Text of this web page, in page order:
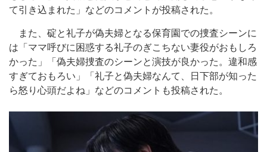
て引き込まれた」などのコメントが投稿された。
また、碇と礼子が偽夫婦となる保育園での捜査シーンに
は「ママ呼びに困惑する礼子のぎこちない妻役がおもしろ
かった」「偽夫婦捜査のシーンと演技が良かった。違和感
すぎておもろい」「礼子と偽夫婦なんて、日下部が知った
ら怒り心頭だよね」などのコメントも投稿された。